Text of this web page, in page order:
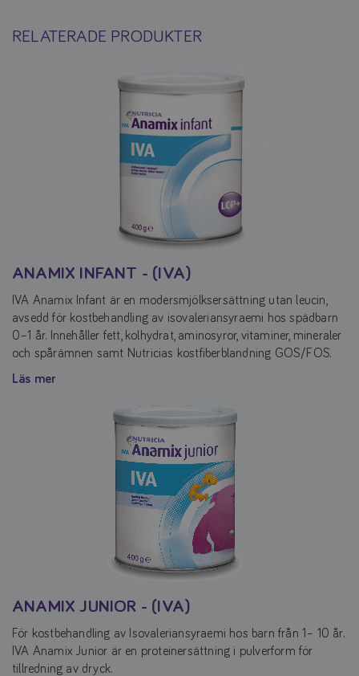
RELATERADE PRODUKTER
ANAMIX INFANT - (IVA)
IVA Anamix Infant är en modersmjölksersättning utan leucin,
avsedd för kostbehandling av isovaleriansyraemi hos spädbarn
0–1 år. Innehåller fett, kolhydrat, aminosyror, vitaminer, mineraler
och spårämnen samt Nutricias kostfiberblandning GOS/FOS.
Läs mer
ANAMIX JUNIOR - (IVA)
För kostbehandling av Isovaleriansyraemi hos barn från 1– 10 år.
IVA Anamix Junior är en proteinersättning i pulverform för
tillredning av dryck.